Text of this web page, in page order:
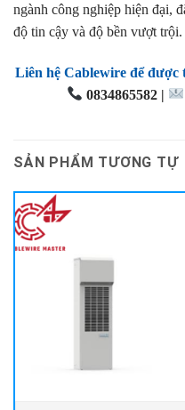
ngành công nghiệp hiện đại,
độ tin cậy và độ bền vượt trội.
Liên hệ Cablewire để được
0834865582 |
SẢN PHẨM TƯƠNG TỰ